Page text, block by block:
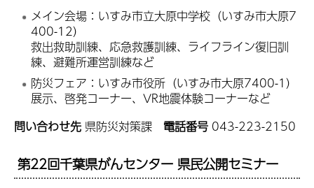
メイン会場：いすみ市立大原中学校（いすみ市大原7
400-12）
救出救助訓練、応急救護訓練、ライフライン復旧訓
練、避難所運営訓練など
防災フェア：いすみ市役所（いすみ市大原7400-1）
展示、啓発コーナー、VR地震体験コーナーなど
問い合わせ先 県防災対策課 電話番号 043-223-2150
第22回千葉県がんセンター 県民公開セミナー